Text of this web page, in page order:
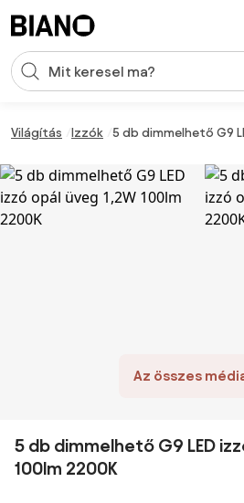
Keresési bevitel
Világítás Izzók 5 db dimmelhető G9
Az összes
5 db dimmelhető G9 LED
100lm 2200K